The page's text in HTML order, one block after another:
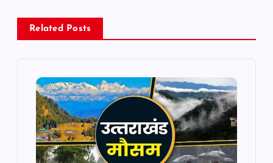
v
Related Posts